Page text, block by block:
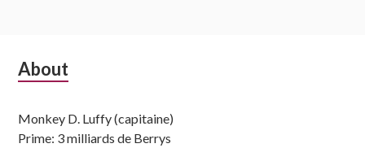
Subsidiary
About
Monkey D. Luffy (capitaine)
Prime: 3 milliards de Berrys